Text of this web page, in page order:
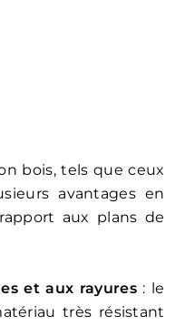
bois, tels que ceux
avantages en
aux plans de
et aux rayures: le
très résistant